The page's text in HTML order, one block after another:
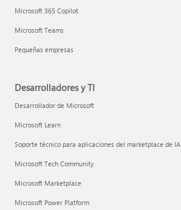
Microsoft 365 Copilot
Microsoft Teams
Pequeñas empresas
Desarrolladores y TI
Desarrollador de Microsoft
Microsoft Learn
Soporte técnico para aplicaciones del marketplace de IA
Microsoft Tech Community
Microsoft Marketplace
Microsoft Power Platform